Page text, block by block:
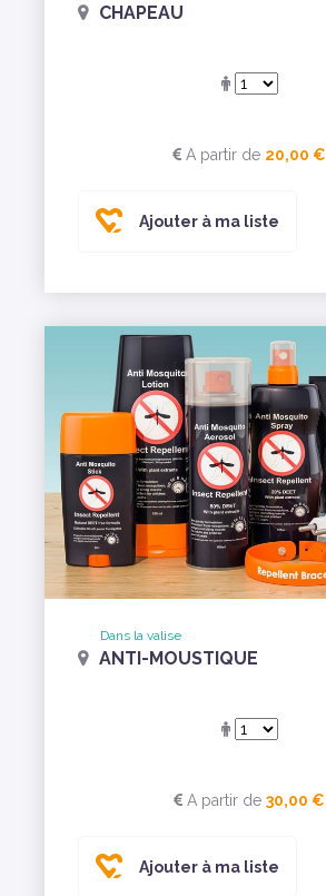
CHAPEAU
A partir de 20,00 €
Ajouter à ma liste
Dans la valise
ANTI-MOUSTIQUE
A partir de 30,00 €
Ajouter à ma liste